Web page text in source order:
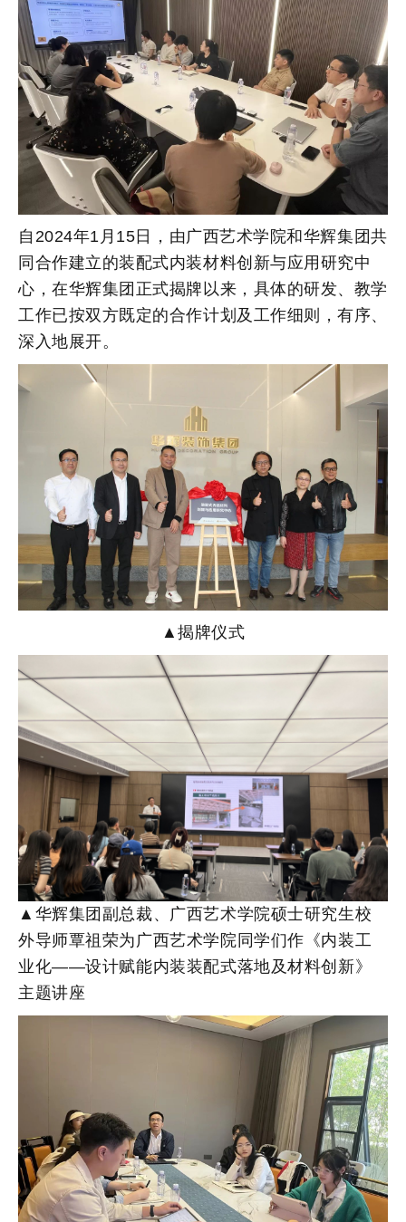
自2024年1月15日，由广西艺术学院和华辉集团共
同合作建立的装配式内装材料创新与应用研究中
心，在华辉集团正式揭牌以来，具体的研发、教学
工作已按双方既定的合作计划及工作细则，有序、
深入地展开。
▲揭牌仪式
▲华辉集团副总裁、广西艺术学院硕士研究生校
外导师覃祖荣为广西艺术学院同学们作《内装工
业化——设计赋能内装装配式落地及材料创新》
主题讲座